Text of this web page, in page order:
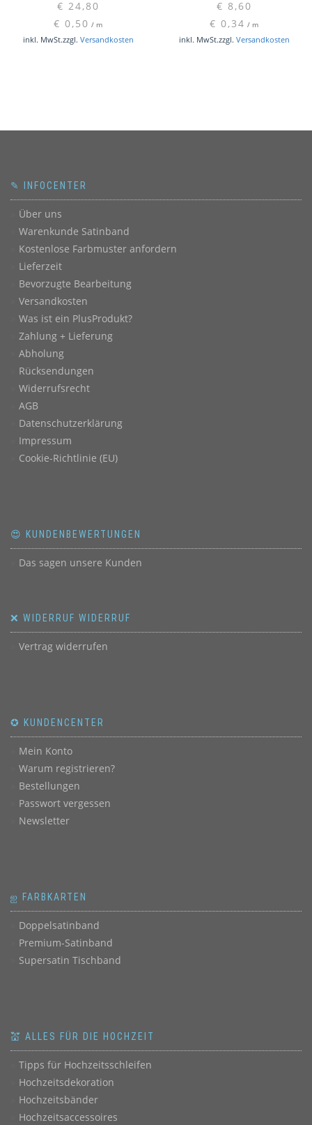
€ 24,80
€ 0,50 / m
inkl. MwSt.zzgl. Versandkosten
€ 8,60
€ 0,34 / m
inkl. MwSt.zzgl. Versandkosten
✎ INFOCENTER
Über uns
Warenkunde Satinband
Kostenlose Farbmuster anfordern
Lieferzeit
Bevorzugte Bearbeitung
Versandkosten
Was ist ein PlusProdukt?
Zahlung + Lieferung
Abholung
Rücksendungen
Widerrufsrecht
AGB
Datenschutzerklärung
Impressum
Cookie-Richtlinie (EU)
😍 KUNDENBEWERTUNGEN
Das sagen unsere Kunden
❌ WIDERRUF WIDERRUF
Vertrag widerrufen
✪ KUNDENCENTER
Mein Konto
Warum registrieren?
Bestellungen
Passwort vergessen
Newsletter
ஐ FARBKARTEN
Doppelsatinband
Premium-Satinband
Supersatin Tischband
💒 ALLES FÜR DIE HOCHZEIT
Tipps für Hochzeitsschleifen
Hochzeitsdekoration
Hochzeitsbänder
Hochzeitsaccessoires